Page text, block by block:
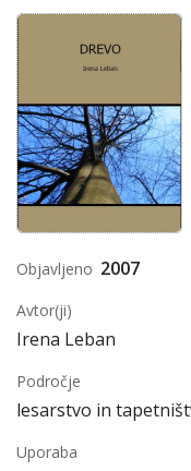
Objavljeno 2007
Avtor(ji)
Irena Leban
Področje
lesarstvo in
Uporaba